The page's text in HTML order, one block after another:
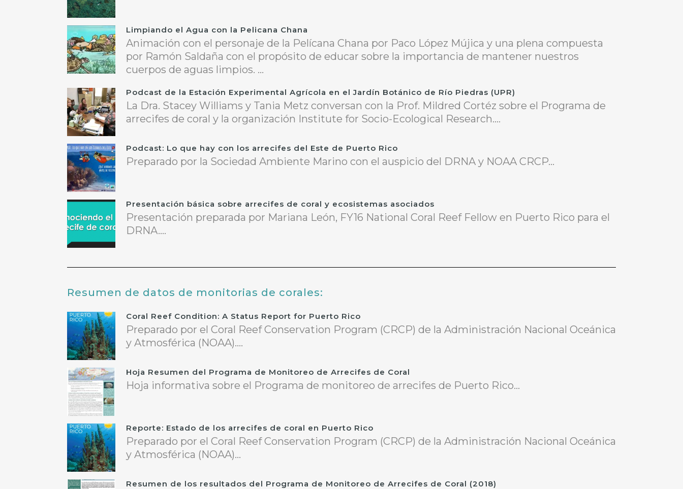
Limpiando el Agua con la Pelicana Chana
Animación con el personaje de la Pelícana Chana por Paco López Mújica y una plena compuesta
por Ramón Saldaña con el propósito de educar sobre la importancia de mantener nuestros
cuerpos de aguas limpios. ...
Podcast de la Estación Experimental Agrícola en el Jardín Botánico de Río Piedras (UPR)
La Dra. Stacey Williams y Tania Metz conversan con la Prof. Mildred Cortéz sobre el Programa de
arrecifes de coral y la organización Institute for Socio-Ecological Research....
Podcast: Lo que hay con los arrecifes del Este de Puerto Rico
Preparado por la Sociedad Ambiente Marino con el auspicio del DRNA y NOAA CRCP...
Presentación básica sobre arrecifes de coral y ecosistemas asociados
Presentación preparada por Mariana León, FY16 National Coral Reef Fellow en Puerto Rico para el
DRNA....
Resumen de datos de monitorias de corales:
Coral Reef Condition: A Status Report for Puerto Rico
Preparado por el Coral Reef Conservation Program (CRCP) de la Administración Nacional Oceánica
y Atmosférica (NOAA)....
Hoja Resumen del Programa de Monitoreo de Arrecifes de Coral
Hoja informativa sobre el Programa de monitoreo de arrecifes de Puerto Rico...
Reporte: Estado de los arrecifes de coral en Puerto Rico
Preparado por el Coral Reef Conservation Program (CRCP) de la Administración Nacional Oceánica
y Atmosférica (NOAA)...
Resumen de los resultados del Programa de Monitoreo de Arrecifes de Coral (2018)